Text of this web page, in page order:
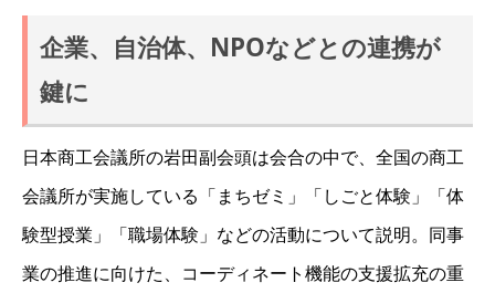
企業、自治体、NPOなどとの連携が
鍵に
日本商工会議所の岩田副会頭は会合の中で、全国の商工
会議所が実施している「まちゼミ」「しごと体験」「体
験型授業」「職場体験」などの活動について説明。同事
業の推進に向けた、コーディネート機能の支援拡充の重